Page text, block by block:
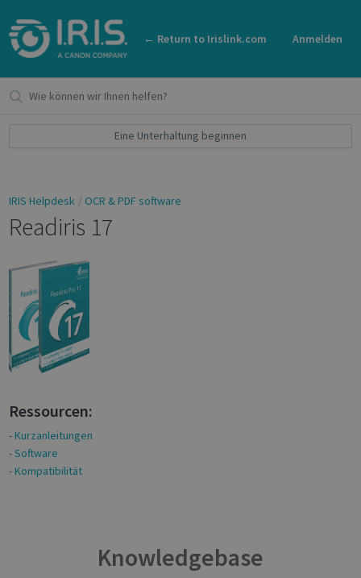
← Return to Irislink.com Anmelden
Eine Unterhaltung beginnen
IRIS Helpdesk OCR & PDF software
Readiris 17
Ressourcen:
-Kurzanleitungen
-Software
-Kompatibilität
Knowledgebase